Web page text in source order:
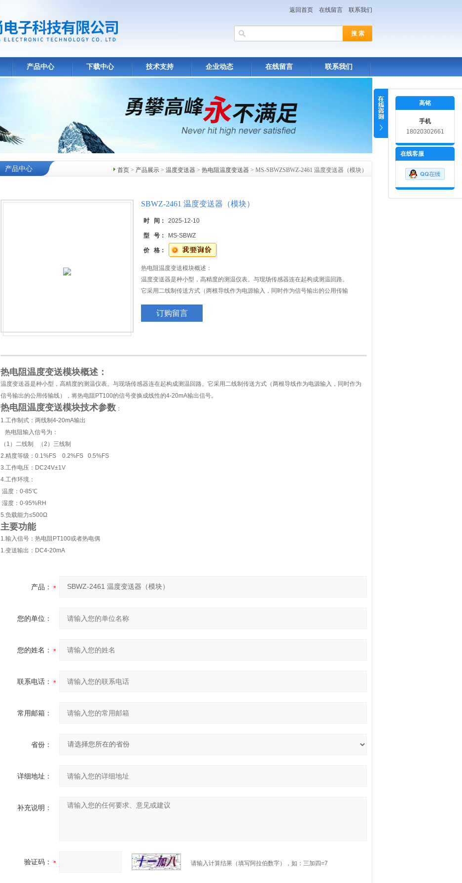
返回首页 在线留言 联系我们
产品中心 下载中心 技术支持 企业动态 在线留言 联系我们
首页 > 产品展示 > 温度变送器 > 热电阻温度变送器 > MS-SBWZSBWZ-2461 温度变送器（模块）
产品中心
SBWZ-2461 温度变送器（模块）
时 间： 2025-12-10
型 号： MS-SBWZ
价 格：
热电阻温度变送模块概述：
温度变送器是种小型，高精度的测温仪表。与现场传感器连在起构成测温回路。
它采用二线制传送方式（两根导线作为电源输入，同时作为信号输出的公用传输
订购留言
热电阻温度变送模块概述：
温度变送器是种小型，高精度的测温仪表。与现场传感器连在起构成测温回路。它采用二线制传送方式（两根导线作为电源输入，同时作为
信号输出的公用传输线），将热电阻PT100的信号变换成线性的4-20mA输出信号。
热电阻温度变送模块技术参数 ：
1.工作制式：两线制4-20mA输出
热电阻输入信号为：
（1）二线制 （2）三线制
2.精度等级：0.1%FS 0.2%FS 0.5%FS
3.工作电压：DC24V±1V
4.工作环境：
温度：0-85℃
湿度：0-95%RH
5.负载能力≤500Ω
主要功能
1.输入信号：热电阻PT100或者热电偶
1.变送输出：DC4-20mA
产品：
您的单位：
您的姓名：
联系电话：
常用邮箱：
省份：
详细地址：
补充说明：
验证码： 请输入计算结果（填写阿拉伯数字），如：三加四=7
高铭
手机
18020302661
在线客服